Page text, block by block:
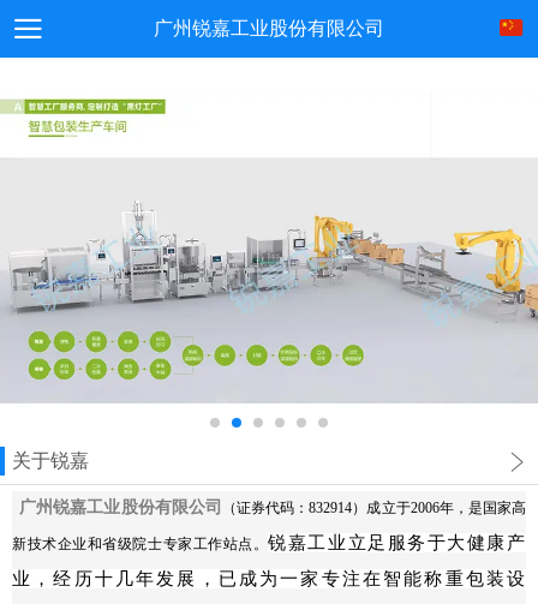
广州锐嘉工业股份有限公司
关于锐嘉
广州锐嘉工业股份有限公司 （证券代码：832914）成立于2006年，是国家高
新技术企业和省级院士专家工作站点。锐嘉工业立足服务于大健康产
业，经历十几年发展，已成为一家专注在 智能称重包装设